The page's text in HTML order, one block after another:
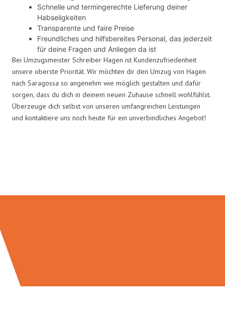
Schnelle und termingerechte Lieferung deiner
Habseligkeiten
Transparente und faire Preise
Freundliches und hilfsbereites Personal, das jederzeit
für deine Fragen und Anliegen da ist
Bei Umzugsmeister Schreiber Hagen ist Kundenzufriedenheit
unsere oberste Priorität. Wir möchten dir den Umzug von Hagen
nach Saragossa so angenehm wie möglich gestalten und dafür
sorgen, dass du dich in deinem neuen Zuhause schnell wohlfühlst.
Überzeuge dich selbst von unseren umfangreichen Leistungen
und kontaktiere uns noch heute für ein unverbindliches Angebot!